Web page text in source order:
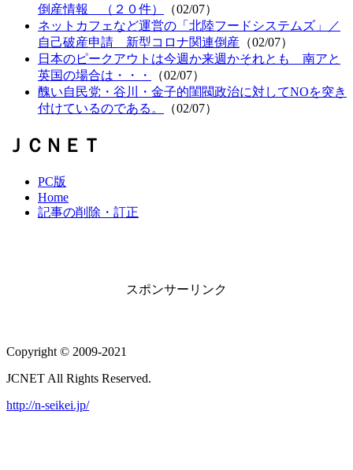
倒産情報 （２０件）
（02/07）
ネットカフェなど運営の「北陸フードシステムズ」／
自己破産申請 新型コロナ関連倒産 （02/07）
日本のピークアウトは今週か来週かそれとも 南アと
英国の場合は・・・
（02/07）
醜い自民党・谷川・金子的閨閥政治に対してNOを突き
付けているのである。
（02/07）
ＪＣＮＥＴ
PC版
Home
記事の削除・訂正
スポンサーリンク
Copyright © 2009-2021
JCNET All Rights Reserved.
http://n-seikei.jp/